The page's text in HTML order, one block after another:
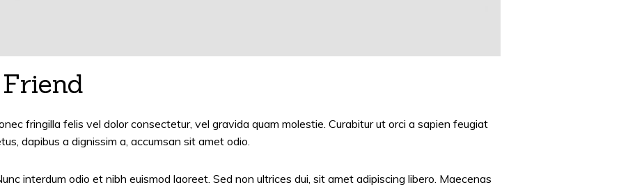
fringilla felis vel dolor consectetur, vel gravida quam molestie. Curabitur ut orci a sapien feugiat
dapibus a dignissim a, accumsan sit amet odio.
interdum odio et nibh euismod laoreet. Sed non ultrices dui, sit amet adipiscing libero. Maecenas